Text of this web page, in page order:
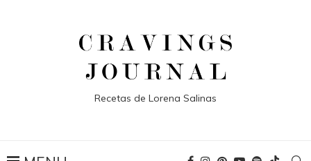
Recetas de Lorena Salinas